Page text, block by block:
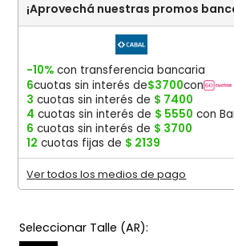
¡Aprovechá nuestras promos
-10% con transferencia bancaria
6cuotas sin interés de$3700con
3 cuotas sin interés de $ 7400
4 cuotas sin interés de $ 5550 con
6 cuotas sin interés de $ 3700
12 cuotas fijas de $ 2139
Ver todos los medios de pago